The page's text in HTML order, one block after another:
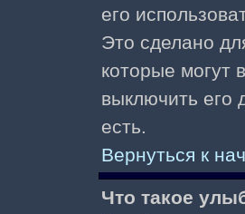
его
Это сделано
которые могут
выключить его
есть.
Вернуться к
Что такое